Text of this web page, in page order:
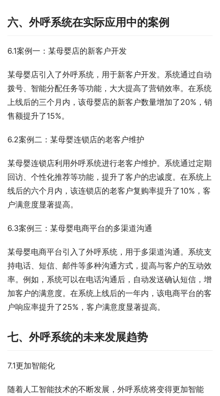
六、外呼系统在实际应用中的案例
6.1案例一：某母婴店的新客户开发
某母婴店引入了外呼系统，用于新客户开发。系统通过自动
拨号、智能分配任务等功能，大大提高了营销效率。在系统
上线后的三个月内，该母婴店的新客户数量增加了20%，销
售额提升了15%。
6.2案例二：某母婴连锁店的老客户维护
某母婴连锁店利用外呼系统进行老客户维护。系统通过定期
回访、个性化推荐等功能，提升了客户的忠诚度。在系统上
线后的六个月内，该连锁店的老客户复购率提升了10%，客
户满意度显著提高。
6.3案例三：某母婴电商平台的多渠道沟通
某母婴电商平台引入了外呼系统，用于多渠道沟通。系统支
持电话、短信、邮件等多种沟通方式，提高与客户的互动效
率。例如，系统可以在电话沟通后，自动发送确认短信，增
加客户的满意度。在系统上线后的一年内，该电商平台的客
户响应率提升了25%，客户满意度显著提高。
七、外呼系统的未来发展趋势
7.1更加智能化
随着人工智能技术的不断发展，外呼系统将变得更加智能